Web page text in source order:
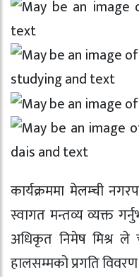
कार्यक्रममा मेलम्ची
स्वागत मन्तव्य व्यक्त
अधिकृत निमेष मिश्रले
हालसम्मको प्रगति